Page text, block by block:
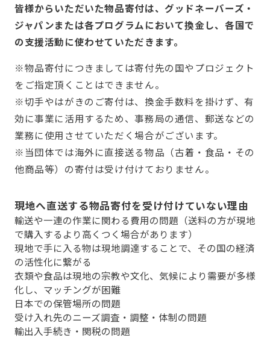
皆様からいただいた物品寄付は、グッドネーバーズ・
ジャパンまたは各プログラムにおいて換金し、各国で
の支援活動に使わせていただきます。
※物品寄付につきましては寄付先の国やプロジェクト
をご指定頂くことはできません。
※切手やはがきのご寄付は、換金手数料を掛けず、有
効に事業に活用するため、事務局の通信、郵送などの
業務に使用させていただく場合がございます。
※当団体では海外に直接送る物品（古着・食品・その
他商品等）の寄付は受け付けておりません。
現地へ直送する物品寄付を受け付けていない理由
輸送や一連の作業に関わる費用の問題（送料の方が現地
で購入するより高くつく場合があります）
現地で手に入る物は現地調達することで、その国の経済
の活性化に繋がる
衣類や食品は現地の宗教や文化、気候により需要が多様
化し、マッチングが困難
日本での保管場所の問題
受け入れ先のニーズ調査・調整・体制の問題
輸出入手続き・関税の問題